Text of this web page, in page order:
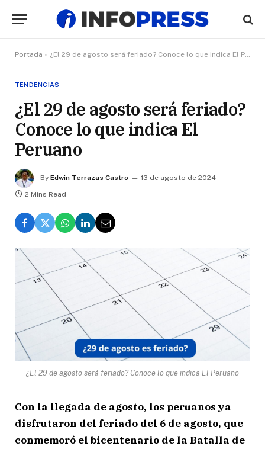
Portada » ¿El 29 de agosto será feriado? Conoce lo que indica El Peruano
TENDENCIAS
¿El 29 de agosto será feriado?
Conoce lo que indica El
Peruano
By Edwin Terrazas Castro
13 de agosto de 2024
2 Mins Read
¿El 29 de agosto será feriado? Conoce lo que indica El Peruano
Con la llegada de agosto, los peruanos ya
disfrutaron del feriado del 6 de agosto, que
conmemoró el bicentenario de la Batalla de